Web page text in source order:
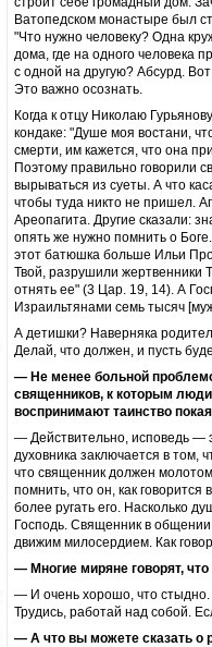
Ватопедском монастыре был
"Что нужно человеку? Одна
дома, где на одного человека
с одной на другую? Абсурд.
Это важно осознать.
Когда к отцу Николаю
кондаке: "Душе моя востани,
смерти, им кажется, что она
Поэтому правильно говорили
вырываться из суеты. А что
чтобы туда никто не пришел.
Ареопагита. Другие сказали:
опять же нужно помнить о
этот батюшка больше Ильи
Твой, разрушили жертвенники
отнять ее" (3 Цар. 19, 14). А
Израильтянами семь тысяч
А детишки? Наверняка
Делай, что должен, и пусть
— Не менее больной
священников, к которым
воспринимают таинство
— Действительно, исповедь —
духовника заключается в том,
что священник должен
помнить, что он, как
более ругать его. Насколько
Господь. Священник в
движим милосердием. Как
— Многие миряне говорят,
— И очень хорошо, что стыдно.
Трудись, работай над собой.
— А что вы можете сказать о